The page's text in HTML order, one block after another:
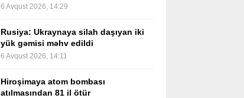
6 Avqust 2026, 14:29
Rusiya: Ukraynaya silah daşıyan iki
yük gəmisi məhv edildi
6 Avqust 2026, 14:11
Hiroşimaya atom bombası
atılmasından 81 il ötür